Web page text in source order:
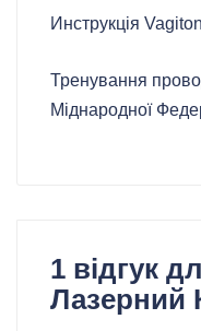
Инструкція Vagiton
Тренування
Міднародної
1 відгук
Лазерний